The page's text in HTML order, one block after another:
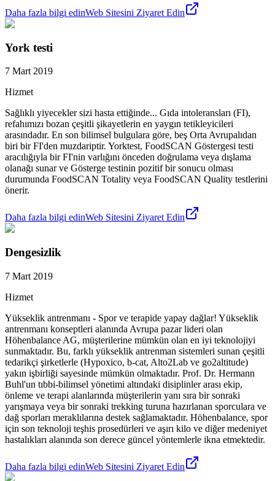
Daha fazla bilgi edinWeb Sitesini Ziyaret Edin
York testi
7 Mart 2019
Hizmet
Sağlıklı yiyecekler sizi hasta ettiğinde... Gıda intoleransları (FI),
refahımızı bozan çeşitli şikayetlerin en yaygın tetikleyicileri
arasındadır. En son bilimsel bulgulara göre, beş Orta Avrupalıdan
biri bir FI'den muzdariptir. Yorktest, FoodSCAN Göstergesi testi
aracılığıyla bir FI'nin varlığını önceden doğrulama veya dışlama
olanağı sunar ve Gösterge testinin pozitif bir sonucu olması
durumunda FoodSCAN Totality veya FoodSCAN Quality testlerini
önerir.
Daha fazla bilgi edinWeb Sitesini Ziyaret Edin
Dengesizlik
7 Mart 2019
Hizmet
Yükseklik antrenmanı - Spor ve terapide yapay dağlar! Yükseklik
antrenmanı konseptleri alanında Avrupa pazar lideri olan
Höhenbalance AG, müşterilerine mümkün olan en iyi teknolojiyi
sunmaktadır. Bu, farklı yükseklik antrenman sistemleri sunan çeşitli
tedarikçi şirketlerle (Hypoxico, b-cat, Alto2Lab ve go2altitude)
yakın işbirliği sayesinde mümkün olmaktadır. Prof. Dr. Hermann
Buhl'un tıbbi-bilimsel yönetimi altındaki disiplinler arası ekip,
önleme ve terapi alanlarında müşterilerin yanı sıra bir sonraki
yarışmaya veya bir sonraki trekking turuna hazırlanan sporculara ve
dağ sporları meraklılarına destek sağlamaktadır. Höhenbalance, spor
için son teknoloji teşhis prosedürleri ve aşırı kilo ve diğer medeniyet
hastalıkları alanında son derece güncel yöntemlerle ikna etmektedir.
Daha fazla bilgi edinWeb Sitesini Ziyaret Edin